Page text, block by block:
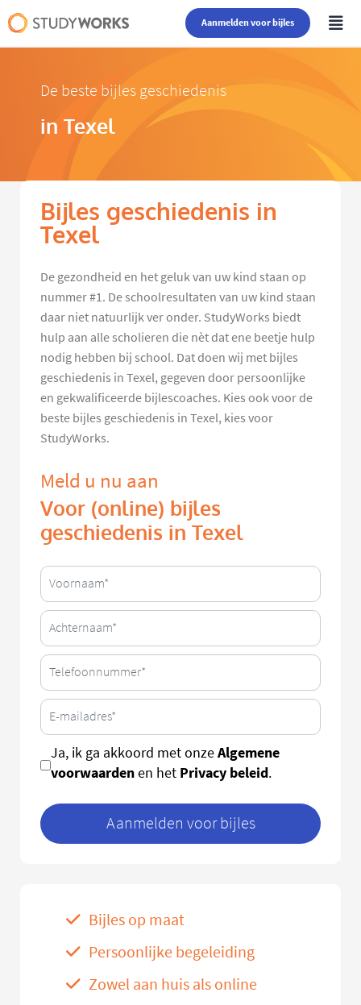
Aanmelden voor bijles
De beste bijles geschiedenis
in Texel
Bijles geschiedenis in
Texel
De gezondheid en het geluk van uw kind staan op
nummer #1. De schoolresultaten van uw kind staan
daar niet natuurlijk ver onder. StudyWorks biedt
hulp aan alle scholieren die nèt dat ene beetje hulp
nodig hebben bij school. Dat doen wij met bijles
geschiedenis in Texel, gegeven door persoonlijke
en gekwalificeerde bijlescoaches. Kies ook voor de
beste bijles geschiedenis in Texel, kies voor
StudyWorks.
Meld u nu aan
Voor (online) bijles
geschiedenis in Texel
Ja, ik ga akkoord met onzeAlgemene
voorwaardenen het Privacy beleid.
Aanmelden voor bijles
Bijles op maat
Persoonlijke begeleiding
Zowel aan huis als online